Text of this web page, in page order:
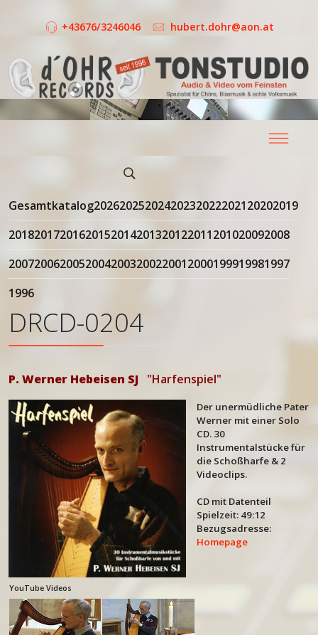
+43676/3246046 hubert.dohr@aon.at
Gesamtkatalog20262025202420232022202120202019
20182017201620152014201320122011201020092008
20072006200520042003200220012000199919981997
1996
DRCD-0204
P. Werner Hebeisen SJ "Harfenspiel"
Der unermüdliche Pater
Werner mit einer Solo
CD. 30
Instrumentalstücke für
die Schoßharfe & 2
Videoclips.
CD mit Datenteil
Spielzeit: 49:12
Bezugsadresse:
Homepage
YouTube Videos